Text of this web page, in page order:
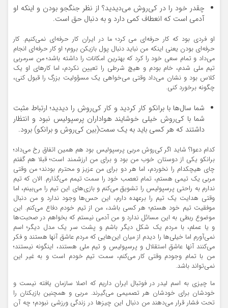
چقدر خود را در کی‌روش می‌دیدید؟ از نظر جنگجو بودن و اینکه او
آدمی است که انعطاف کمی دارد و به دنبال حق است.
او فردی بود که کار حرفه‌ای می کرد؛ ما در ایران کار حرفه‌ای نمی‌کنیم. کار
حرفه‌ای بودن یعنی اینکه من نباید دنبال پول بازیکن بروم؛ او کار حرفه‌ای انجام
می‌داد و تمام سعی خود را کرد که بهترین امکانات را داشته باشد؛ من سرمربی
تیم ملی شدم، خام بودم و هیچ شرطی را تعیین نکردم، اما کارهای او یک
کلاس بود و نشان می‌داد وقتی می‌خواهی یک مسؤولیت بزرگ را قبول کنی،
چگونه برخورد کنی.
شما سال‌ها با برانکو کار کردید و کار کی‌روش را دیدید؛ ارتباط مثبت
شما با کی‌روش خیلی خوشایند هواداران پرسپولیس نبود و انتظار
داشتند که هر کسی باید به یک سمت(بین کی‌روش و برانکو) برود.
کدام دعوا؟ شاید اگر کی‌روش مربی پرسپولیس بود هم همین اتفاق رخ می‌داد؛
برانکو یکی از دوستان خوب من بود و برای من ارزشمند است؛ قبلا هم گفتم
چای هیچکدام را نخوردم، اما هر دو برای من عزیز و محترم بودند؛ من وقتی
مربی یک تیمی هستم، تمام تعصب خود را سمت تیمم می‌گذارم. الان که تیم
ندارم به راحتی پرسپولیس را تشویق می‌کنم و بازی‌های این تیم را می‌بینم، اما
وقتی هدایت یک تیم را برعهده دارم، این حس‌ها وجود ندارد و من دنبال
موفقیت تیم خود هستم؛ هر کسی باشد، من از تیم خودم دفاع می‌کنم. این
موضوع ربطی به این مسائل ندارد و من آدمی نیستم که بخواهم در صحبت‌ها
و یا عملم، با مردم یک شکل دیگر باشم و پشت سر یک مدل دیگر؛ اسم
نمی‌آورم اما خیلی‌ها را دیدم از میان این‌هایی که مردم عاشق آنها هستند و فکر
می‌کنند آنها عاشق استقلال و پرسپولیس و تیم ملی هستند، اینگونه نیستند؛
من با تمام وجودم وقتی کار می‌کنم، سمت تیم خودم است و به غیر این
نمی‌تواند باشد.
ما چیزی به اسم لیدر در فوتبال ایران داریم که اصلا سازمان یافته نیست و
خودشان برای خودشان هر تصمیمی می‌گیرند. مربی و همچنین بازیکنان را
تحت فشار قرار می‌دهند من دنبال این چیزها در زندگی ورزشی نبودم؛ چه آن